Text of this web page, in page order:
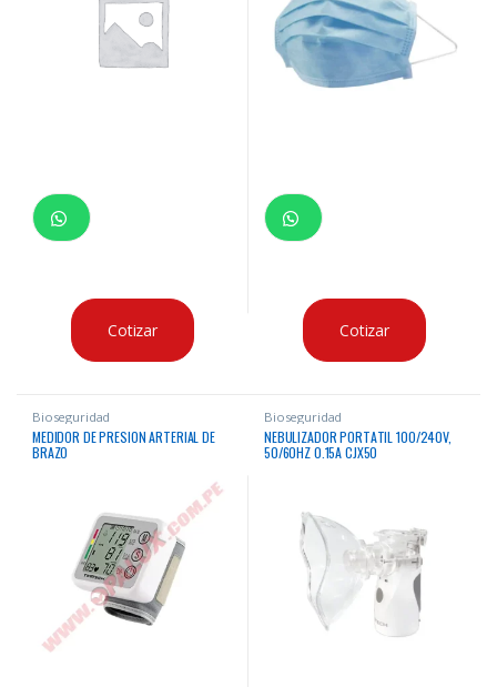
Cotizar Cotizar
Bioseguridad
MEDIDOR DE PRESION ARTERIAL DE
BRAZO
Bioseguridad
NEBULIZADOR PORTATIL 100/240V,
50/60HZ 0.15A CJX50